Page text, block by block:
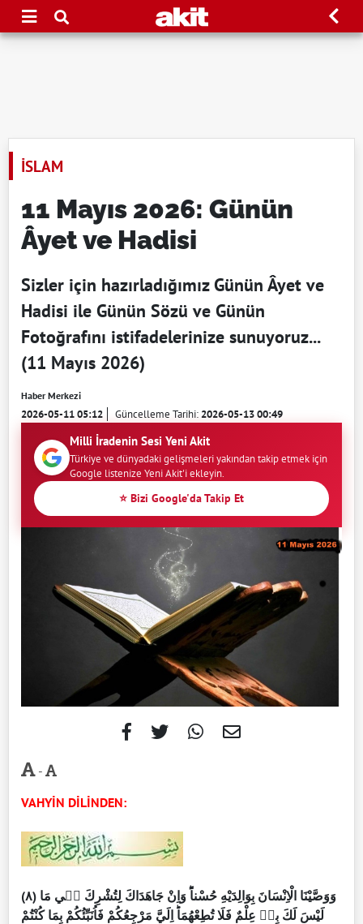
İSLAM
11 Mayıs 2026: Günün
Âyet ve Hadisi
Sizler için hazırladığımız Günün Âyet ve
Hadisi ile Günün Sözü ve Günün
Fotoğrafını istifadelerinize sunuyoruz...
(11 Mayıs 2026)
Haber Merkezi
2026-05-11 05:12 Güncelleme Tarihi:2026-05-13 00:49
Milli İradenin Sesi Yeni Akit
Türkiye ve dünyadaki gelişmeleri yakından takip etmek için
Google listenize Yeni Akit'i ekleyin.
⭐ Bizi Google'da Takip Et
-
VAHYİN DİLİNDEN:
(٨) وَوَصَّيْنَا الْاِنْسَانَ بِوَالِدَيْهِ حُسْناًؕ وَاِنْ جَاهَدَاكَ لِتُشْرِكَ بٖي مَا
لَيْسَ لَكَ بِهٖ عِلْمٌ فَلَا تُطِعْهُمَاؕ اِلَيَّ مَرْجِعُكُمْ فَاُنَبِّئُكُمْ بِمَا كُنْتُمْ